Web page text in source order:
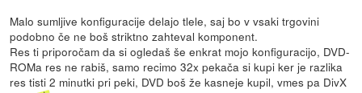
Malo sumljive konfiguracije delajo tlele, saj bo v vsaki trgovini
podobno če ne boš striktno zahteval komponent.
Res ti priporočam da si ogledaš še enkrat mojo konfiguracijo, DVD-
ROMa res ne rabiš, samo recimo 32x pekača si kupi ker je razlika
res tisti 2 minutki pri peki, DVD boš že kasneje kupil, vmes pa DivX